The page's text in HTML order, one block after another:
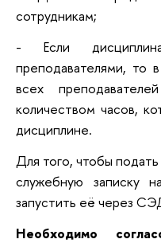
сотрудникам;
- Если
преподавателями, то
всех
количеством часов,
дисциплине.
Для того, чтобы
служебную записку
запустить её через
Необходимо